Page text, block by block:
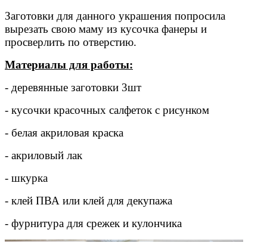
Заготовки для данного украшения попросила
вырезать свою маму из кусочка фанеры и
просверлить по отверстию.
Материалы для работы:
- деревянные заготовки 3шт
- кусочки красочных салфеток с рисунком
- белая акриловая краска
- акриловый лак
- шкурка
- клей ПВА или клей для декупажа
- фурнитура для срежек и кулончика